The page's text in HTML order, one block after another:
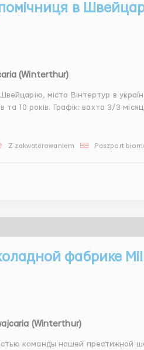
в
(Winterthur)
місто Вінтертур в
Z zakwaterowaniem Paszport
фабрике
(Winterthur)
команды нашей престижной